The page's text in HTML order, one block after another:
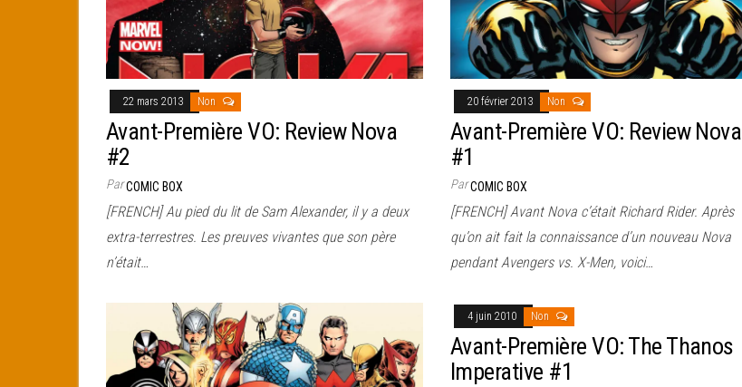
22 mars 2013 Non
Avant-Première VO: Review Nova
#2
ParCOMIC BOX
[FRENCH] Au pied du lit de Sam Alexander, il y a deux
extra-terrestres. Les preuves vivantes que son père
n’était…
20 février 2013 Non
Avant-Première VO: Review Nova
#1
ParCOMIC BOX
[FRENCH] Avant Nova c’était Richard Rider. Après
qu’on ait fait la connaissance d’un nouveau Nova
pendant Avengers vs. X-Men, voici…
4 juin 2010 Non
Avant-Première VO: The Thanos
Imperative #1